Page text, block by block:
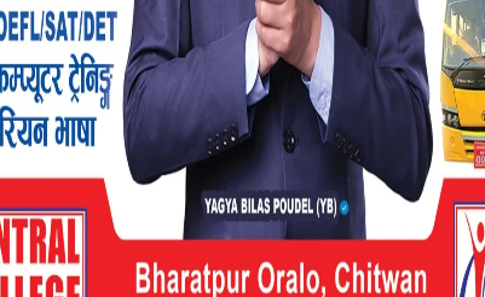
नेपाल, जर्मनी, फ्रान्स, जोर्डन, युके र मलेसिया
व्यक्तिहरूलाई सम्मानित गरियो। उनीहरूको
पुरस्कृत गर्दै, एक साझा उद्देश्य र मानवीय
पीस स्वीडेन, वर्ल्ड पीस फाउन्डेसन र विभिन्न
गरिएको थियो। यो पुरस्कार केवल व्यक्तिगत